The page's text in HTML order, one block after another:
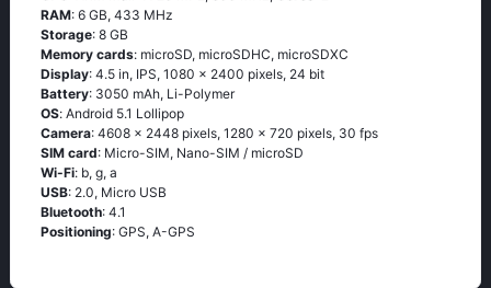
RAM: 6 GB, 433 MHz
Storage: 8 GB
Memory cards: microSD, microSDHC, microSDXC
Display: 4.5 in, IPS, 1080 x 2400 pixels, 24 bit
Battery: 3050 mAh, Li-Polymer
OS: Аndrоid 5.1 Lоlliрор
Camera: 4608 x 2448 pixels, 1280 x 720 pixels, 30 fps
SIM card: Micro-SIM, Nano-SIM / microSD
Wi-Fi: b, g, а
USB: 2.0, Micro USB
Bluetooth: 4.1
Positioning: GРS, А-GРS